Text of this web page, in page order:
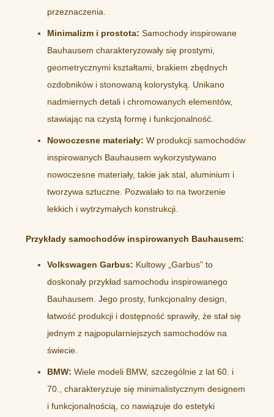
przeznaczenia.
Minimalizm i prostota: Samochody inspirowane
Bauhausem charakteryzowały się prostymi,
geometrycznymi kształtami, brakiem zbędnych
ozdobników i stonowaną kolorystyką. Unikano
nadmiernych detali i chromowanych elementów,
stawiając na czystą formę i funkcjonalność.
Nowoczesne materiały: W produkcji samochodów
inspirowanych Bauhausem wykorzystywano
nowoczesne materiały, takie jak stal, aluminium i
tworzywa sztuczne. Pozwalało to na tworzenie
lekkich i wytrzymałych konstrukcji.
Przykłady samochodów inspirowanych Bauhausem:
Volkswagen Garbus: Kultowy „Garbus” to
doskonały przykład samochodu inspirowanego
Bauhausem. Jego prosty, funkcjonalny design,
łatwość produkcji i dostępność sprawiły, że stał się
jednym z najpopularniejszych samochodów na
świecie.
BMW: Wiele modeli BMW, szczególnie z lat 60. i
70., charakteryzuje się minimalistycznym designem
i funkcjonalnością, co nawiązuje do estetyki